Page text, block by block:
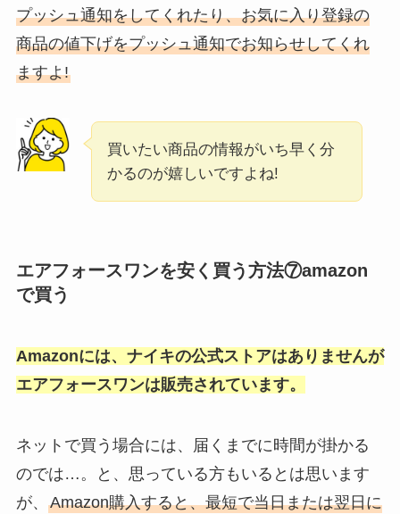
プッシュ通知をしてくれたり、お気に入り登録の
商品の値下げをプッシュ通知でお知らせしてくれ
ますよ!
買いたい商品の情報がいち早く分
かるのが嬉しいですよね!
エアフォースワンを安く買う方法⑦amazon
で買う
Amazonには、ナイキの公式ストアはありませんが
エアフォースワンは販売されています。
ネットで買う場合には、届くまでに時間が掛かる
のでは…。と、思っている方もいるとは思います
が、 Amazon購入すると、最短で当日または翌日に